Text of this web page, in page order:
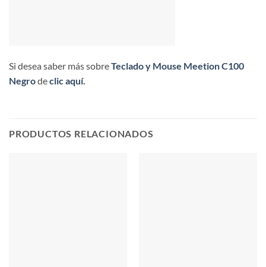
Si desea saber más sobreTeclado y Mouse Meetion C100
Negrodeclic aquí.
PRODUCTOS RELACIONADOS